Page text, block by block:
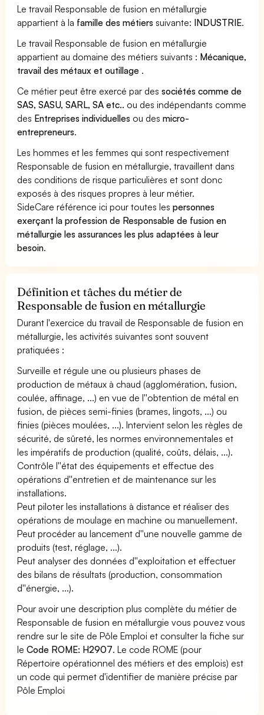
Le travail Responsable de fusion en métallurgie
appartient à la famille des métiers suivante: INDUSTRIE.
Le travail Responsable de fusion en métallurgie
appartient au domaine des métiers suivants : Mécanique,
travail des métaux et outillage .
Ce métier peut être exercé par dessociétés comme de
SAS, SASU, SARL, SA etc.. ou des indépendants comme
des Entreprises individuelles ou desmicro-
entrepreneurs.
Les hommes et les femmes qui sont respectivement
Responsable de fusion en métallurgie, travaillent dans
des conditions de risque particulières et sont donc
exposés à des risques propres à leur métier.
SideCare référence ici pour toutes lespersonnes
exerçant la profession de Responsable de fusion en
métallurgie les assurances les plus adaptées à leur
besoin.
Définition et tâches du métier de
Responsable de fusion en métallurgie
Durant l'exercice du travail de Responsable de fusion en
métallurgie, les activités suivantes sont souvent
pratiquées :
Surveille et régule une ou plusieurs phases de
production de métaux à chaud (agglomération, fusion,
coulée, affinage, ...) en vue de l''obtention de métal en
fusion, de pièces semi-finies (brames, lingots, ...) ou
finies (pièces moulées, ...). Intervient selon les règles de
sécurité, de sûreté, les normes environnementales et
les impératifs de production (qualité, coûts, délais, ...).
Contrôle l''état des équipements et effectue des
opérations d''entretien et de maintenance sur les
installations.
Peut piloter les installations à distance et réaliser des
opérations de moulage en machine ou manuellement.
Peut procéder au lancement d''une nouvelle gamme de
produits (test, réglage, ...).
Peut analyser des données d''exploitation et effectuer
des bilans de résultats (production, consommation
d''énergie, ...).
Pour avoir une description plus complète du métier de
Responsable de fusion en métallurgie vous pouvez vous
rendre sur le site de Pôle Emploi et consulter la fiche sur
leCode ROME: H2907. Le code ROME (pour
Répertoire opérationnel des métiers et des emplois) est
un code qui permet d'identifier de manière précise par
Pôle Emploi